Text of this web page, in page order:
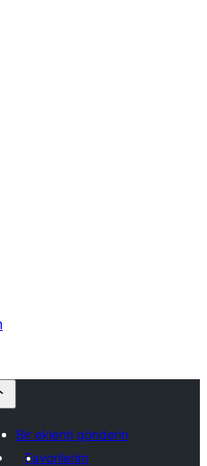
Bir eklenti gönderin
Favorilerim